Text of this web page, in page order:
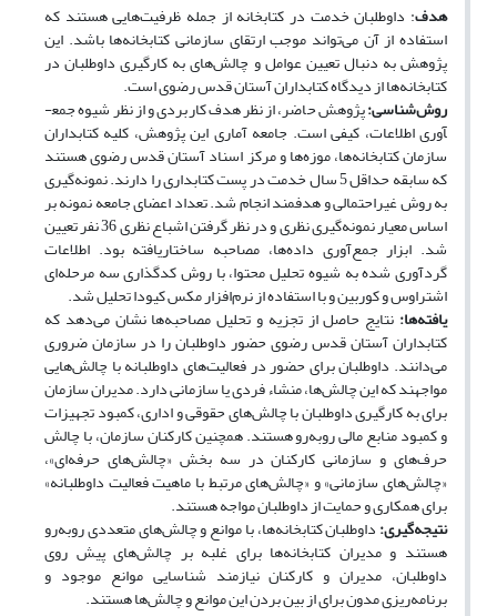
هدف: داوطلبان خدمت در کتابخانه از جمله ظرفیت‌هایی هستند که
استفاده از آن می‌تواند موجب ارتقای سازمانی کتابخانه‌ها باشد. این
پژوهش به دنبال تعیین عوامل و چالش‌­های به کارگیری داوطلبان در
کتابخانه­‌ها از دیدگاه کتابداران آستان قدس رضوی است.
روش‌­شناسی:پژوهش حاضر، از نظر هدف کاربردی و از نظر شیوه جمع­
آوری اطلاعات، کیفی است. جامعه آماری این پژوهش، کلیه کتابداران
سازمان کتابخانه‌­ها، موزه­‌ها و مرکز اسناد آستان قدس رضوی هستند
که سابقه حداقل 5 سال خدمت در پست کتابداری را دارند. نمونه‌گیری
به روش غیراحتمالی و هدفمند انجام شد. تعداد اعضای جامعه نمونه بر
اساس معیار نمونه‌گیری نظری و در نظر گرفتن اشباع نظری 36 نفر تعیین
شد. ابزار جمع­‌آوری داده­‌ها، مصاحبه ساختاریافته بود. اطلاعات
گردآوری شده به شیوه تحلیل محتوا، با روش کدگذاری سه مرحله‌­ای
اشتراوس و کوربین و با استفاده از نرم‌افزار مکس کیودا تحلیل شد.
یافته‌­ها: نتایج حاصل از تجزیه و تحلیل مصاحبه­‌ها نشان می­‌دهد که
کتابداران آستان قدس رضوی حضور داوطلبان را در سازمان ضروری
می‌­دانند. داوطلبان برای حضور در فعالیت­‌های داوطلبانه با چالش‌هایی
مواجهند که این چالش‌ها، منشاء فردی یا سازمانی دارد. مدیران سازمان
برای به کارگیری داوطلبان با چالش‌های حقوقی و اداری، کمبود تجهیزات
و کمبود منابع مالی روبه‌رو هستند. همچنین کارکنان سازمان، با چالش
حرف‌ه­ای و سازمانی کارکنان در سه بخش «چالش‌های حرفه‌ای»،
«چالش‌های سازمانی» و «چالش‌های مرتبط با ماهیت فعالیت داوطلبانه»
برای همکاری و حمایت از داوطلبان مواجه هستند.
نتیجه‌­گیری:داوطلبان کتابخانه‌ها، با موانع و چالش‌های متعددی روبه‌رو
هستند و مدیران کتابخانه‌ها برای غلبه بر چالش‌های پیش روی
داوطلبان، مدیران و کارکنان نیازمند شناسایی موانع موجود و
برنامه‌ریزی مدون برای از بین بردن این موانع و چالش­‌ها هستند.